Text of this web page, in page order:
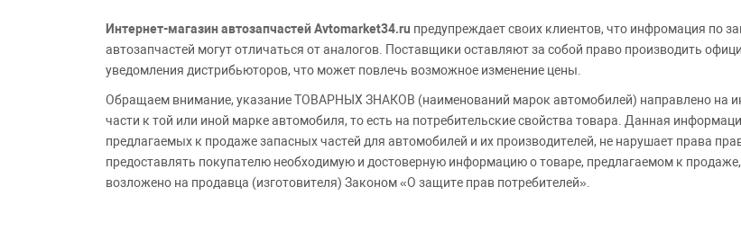
Интернет-магазин автозапчастей Avtomarket34.ru предупреждает своих клиентов, что инфромация по
автозапчастей могут отличаться от аналогов. Поставщики оставляют за собой право производить
уведомления дистрибьюторов, что может повлечь возможное изменение цены.
Обращаем внимание, указание ТОВАРНЫХ ЗНАКОВ (наименований марок автомобилей) направлено на
части к той или иной марке автомобиля, то есть на потребительские свойства товара. Данная
предлагаемых к продаже запасных частей для автомобилей и их производителей, не нарушает права
предоставлять покупателю необходимую и достоверную информацию о товаре, предлагаемом к
возложено на продавца (изготовителя) Законом «О защите прав потребителей».